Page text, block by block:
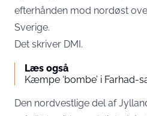
efterhånden mod nordøst
Sverige.
Det skriver DMI.
Læs også
Kæmpe ‘bombe’ i Farhad-
Den nordvestlige del af